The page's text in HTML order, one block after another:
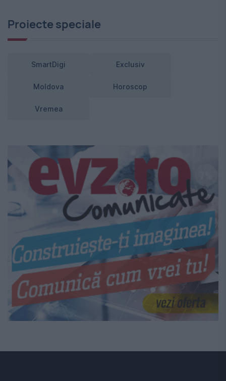
Proiecte speciale
SmartDigi Exclusiv
Moldova Horoscop
Vremea